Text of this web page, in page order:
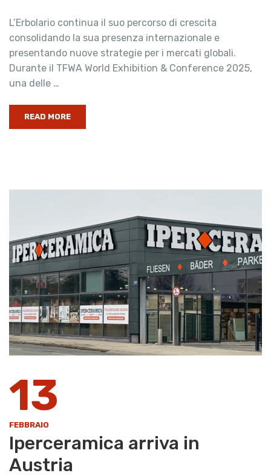
L’Erbolario continua il suo percorso di crescita
consolidando la sua presenza internazionale e
presentando nuove strategie per i mercati globali.
Durante il TFWA World Exhibition & Conference 2025,
una delle …
READ MORE
13
FEBBRAIO
Iperceramica arriva in
Austria